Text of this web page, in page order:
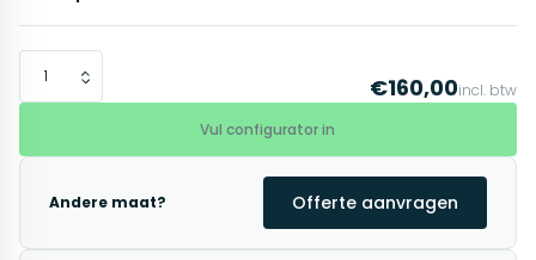
€160,00incl. btw
Vul configurator in
Andere maat? Offerte aanvragen